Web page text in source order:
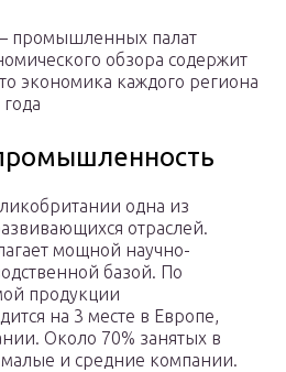
промышленных палат
обзора содержит
экономика каждого региона
одна из
отраслей.
мощной научно-
базой. По
продукции
на 3 месте в Европе,
Около 70% занятых в
и средние компании.